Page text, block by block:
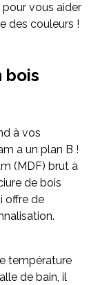
pour vous aider
des couleurs !
bois
à vos
a un plan B !
(MDF) brut à
de bois
offre de
température
de bain, il